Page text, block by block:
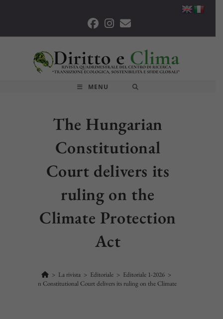
MENU
The Hungarian
Constitutional
Court delivers its
ruling on the
Climate Protection
Act
> La rivista > Editoriale > Editoriale 1-2026 >
The Hungarian Constitutional Court delivers its ruling on the Climate Protection Act